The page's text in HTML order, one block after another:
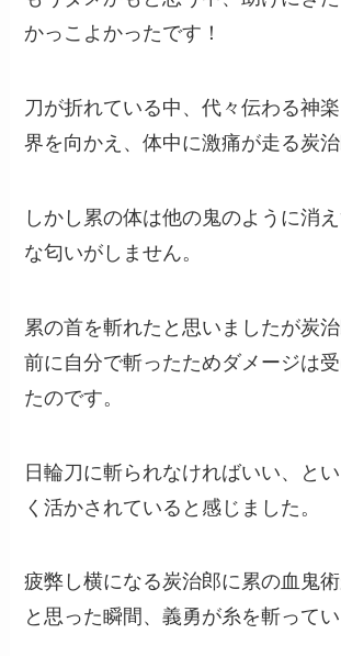
かっこよかったです！
刀が折れている中、代々伝わる神
界を向かえ、体中に激痛が走る炭治
しかし累の体は他の鬼のように消
な匂いがしません。
累の首を斬れたと思いましたが炭
前に自分で斬ったためダメージは
たのです。
日輪刀に斬られなければいい、と
く活かされていると感じました。
疲弊し横になる炭治郎に累の血鬼
と思った瞬間、義勇が糸を斬ってい